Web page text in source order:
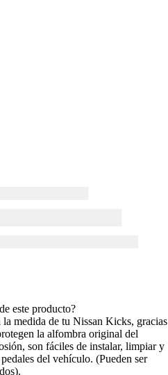
este producto?
la medida de tu Nissan Kicks, gracias
la alfombra original del
son fáciles de instalar, limpiar y
del vehículo. (Pueden ser